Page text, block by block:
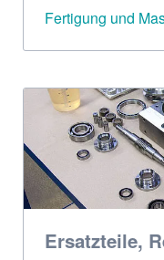
Fertigung und
Ersatzteile,